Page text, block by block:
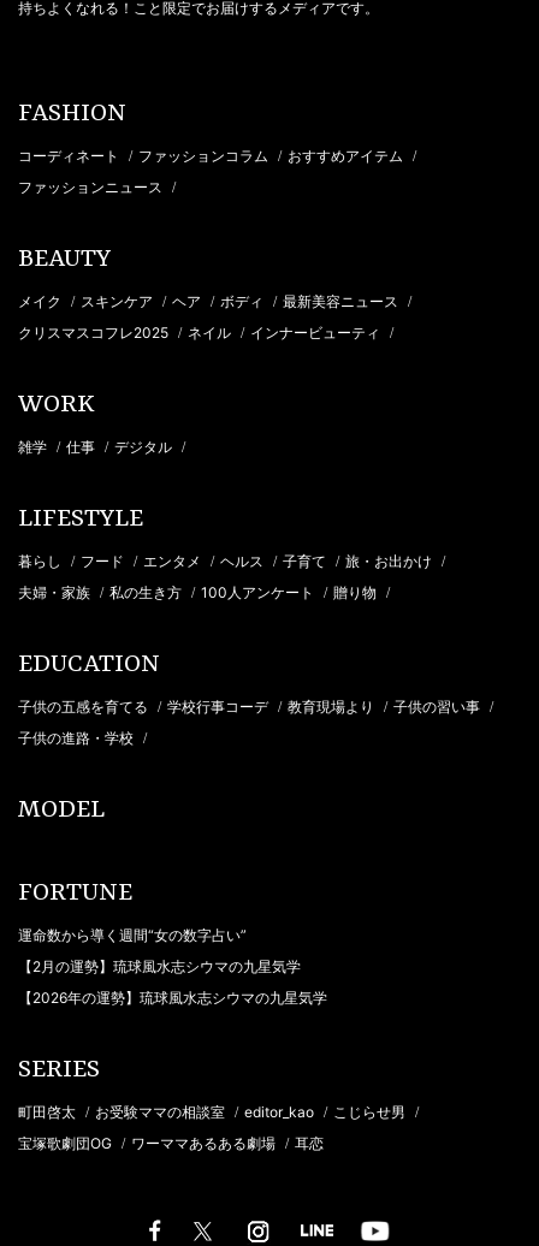
持ちよくなれる！こと限定でお届けするメディアです。
FASHION
コーディネート / ファッションコラム / おすすめアイテム /
ファッションニュース /
BEAUTY
メイク / スキンケア / ヘア / ボディ / 最新美容ニュース /
クリスマスコフレ2025 / ネイル / インナービューティ /
WORK
雑学 / 仕事 / デジタル /
LIFESTYLE
暮らし / フード / エンタメ / ヘルス / 子育て / 旅・お出かけ /
夫婦・家族 / 私の生き方 / 100人アンケート / 贈り物 /
EDUCATION
子供の五感を育てる / 学校行事コーデ / 教育現場より / 子供の習い事 /
子供の進路・学校 /
MODEL
FORTUNE
運命数から導く週間“女の数字占い”
【2月の運勢】琉球風水志シウマの九星気学
【2026年の運勢】琉球風水志シウマの九星気学
SERIES
町田啓太 / お受験ママの相談室 / editor_kao / こじらせ男 /
宝塚歌劇団OG / ワーママあるある劇場 / 耳恋